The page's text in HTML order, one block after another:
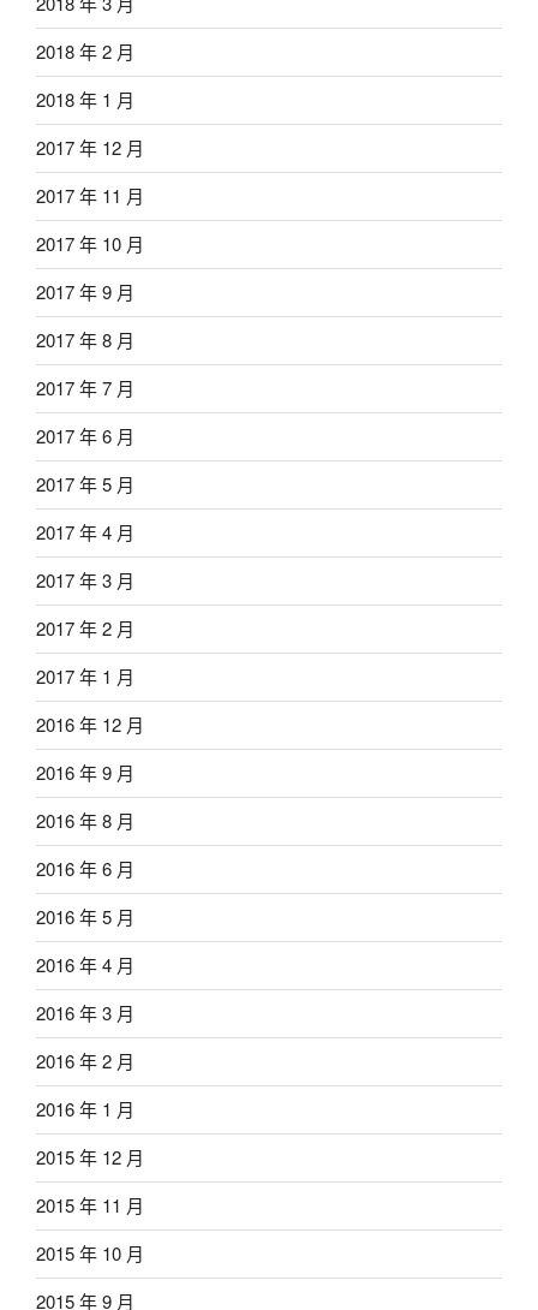
2018 年 2 月
2018 年 1 月
2017 年 12 月
2017 年 11 月
2017 年 10 月
2017 年 9 月
2017 年 8 月
2017 年 7 月
2017 年 6 月
2017 年 5 月
2017 年 4 月
2017 年 3 月
2017 年 2 月
2017 年 1 月
2016 年 12 月
2016 年 9 月
2016 年 8 月
2016 年 6 月
2016 年 5 月
2016 年 4 月
2016 年 3 月
2016 年 2 月
2016 年 1 月
2015 年 12 月
2015 年 11 月
2015 年 10 月
2015 年 9 月